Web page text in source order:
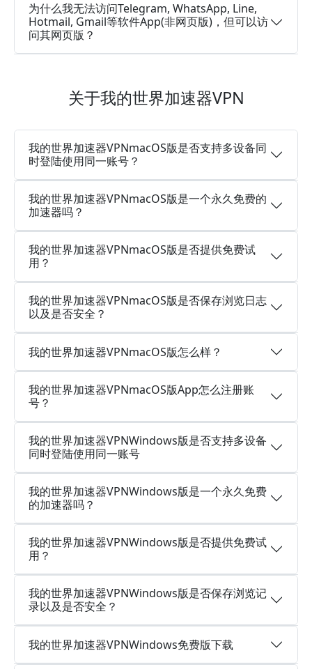
为什么我无法访问Telegram, WhatsApp, Line,
Hotmail, Gmail等软件App(非网页版)，但可以访
问其网页版？
关于我的世界加速器VPN
我的世界加速器VPNmacOS版是否支持多设备同
时登陆使用同一账号？
我的世界加速器VPNmacOS版是一个永久免费的
加速器吗？
我的世界加速器VPNmacOS版是否提供免费试
用？
我的世界加速器VPNmacOS版是否保存浏览日志
以及是否安全？
我的世界加速器VPNmacOS版怎么样？
我的世界加速器VPNmacOS版App怎么注册账
号？
我的世界加速器VPNWindows版是否支持多设备
同时登陆使用同一账号
我的世界加速器VPNWindows版是一个永久免费
的加速器吗？
我的世界加速器VPNWindows版是否提供免费试
用？
我的世界加速器VPNWindows版是否保存浏览记
录以及是否安全？
我的世界加速器VPNWindows免费版下载